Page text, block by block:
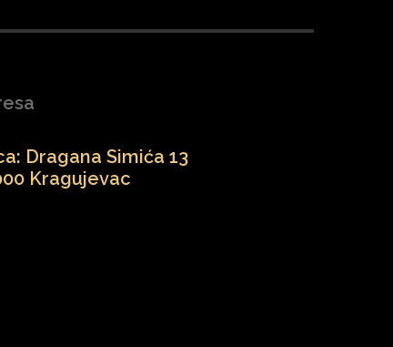
Dragana Simića 13
Kragujevac